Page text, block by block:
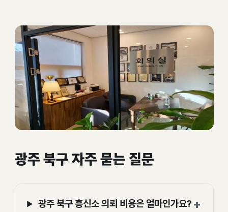
광주 북구 자주 묻는 질문
광주 북구 흥신소 의뢰 비용은 얼마인가요? +